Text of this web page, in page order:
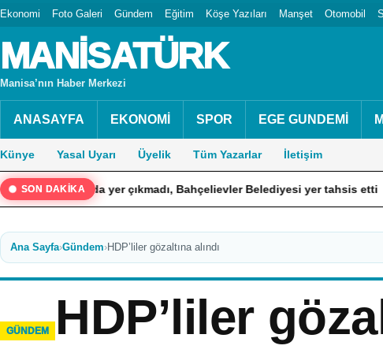
Ekonomi Foto Galeri Gündem Eğitim Köşe Yazıları Manşet Otomobil
MANİSATÜRK
Manisa’nın Haber Merkezi
ANASAYFA EKONOMİ SPOR EGE GUNDEMİ
Künye Yasal Uyarı Üyelik Tüm Yazarlar İletişim
SON DAKİKA
yer çıkmadı, Bahçelievler Belediyesi yer tahsis etti
Ana Sayfa›Gündem›HDP’liler gözaltına alındı
GÜNDEM HDP’liler